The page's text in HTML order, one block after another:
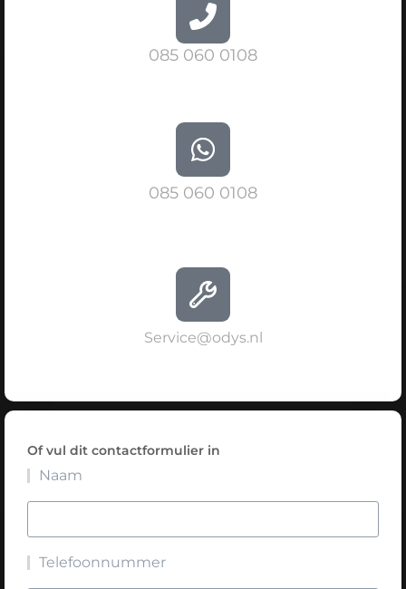
085 060 0108
085 060 0108
Service@odys.nl
Of vul dit contactformulier in
Naam
Telefoonnummer